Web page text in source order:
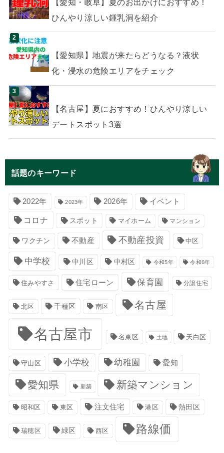
【愛知・岐阜】夏のお出かけにおすすめ！
ひんやり涼しい鍾乳洞を紹介
【愛知県】地震が来たらどうなる？液状
化・浸水の危険エリアをチェック
【名古屋】夏におすすめ！ひんやり涼しい
デートスポット3選
話題のキーワード
2022年 2023年 2026年 イベント
コロナ スポット マイホーム マンション
ワクチン 不動産 不動産投資 中区
中学校 中川区 中村区 令和5年 令和6年
住みやすさ 住宅ローン 保育園 分譲住宅
北区 千種区 南区 名古屋
名古屋市 名東区 土地 天白区
守山区 小学校 幼稚園 愛知
愛知県 新築 新築マンション
昭和区 東区 注文住宅 港区 熱田区
瑞穂区 緑区 西区 路線価